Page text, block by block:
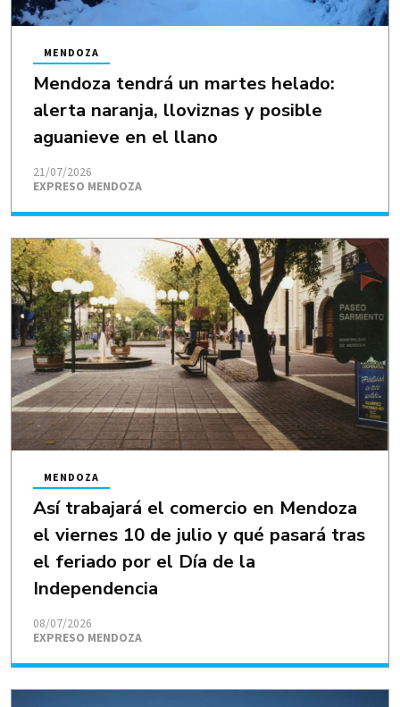
Mendoza tendrá un martes helado:
alerta naranja, lloviznas y posible
aguanieve en el llano
EXPRESO MENDOZA
MENDOZA
21/07/2026
Así trabajará el comercio en Mendoza
el viernes 10 de julio y qué pasará tras
el feriado por el Día de la
Independencia
EXPRESO MENDOZA
MENDOZA
08/07/2026